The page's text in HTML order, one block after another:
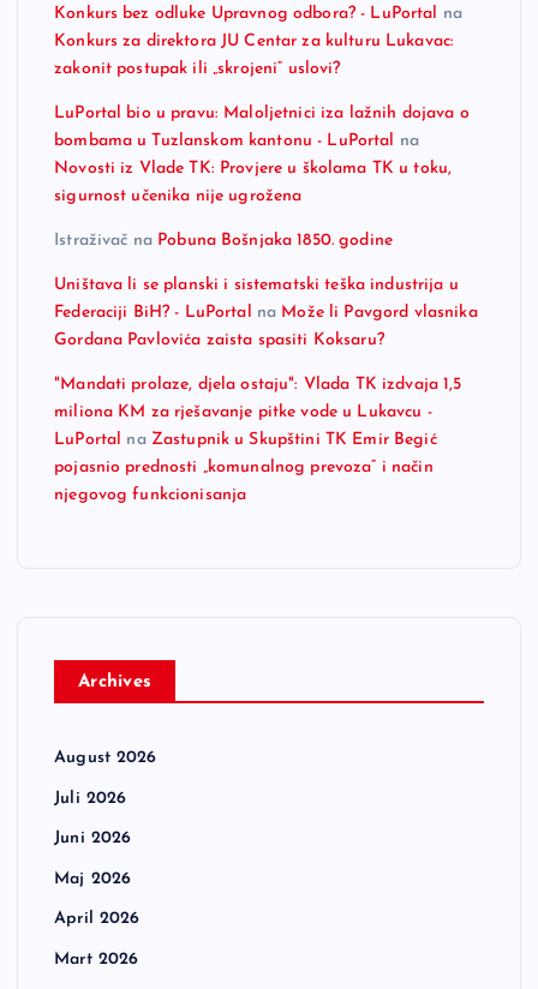
Konkurs bez odluke Upravnog odbora? - LuPortal
na
Konkurs za direktora JU Centar za kulturu Lukavac:
zakonit postupak ili „skrojeni“ uslovi?
LuPortal bio u pravu: Maloljetnici iza lažnih dojava o
bombama u Tuzlanskom kantonu - LuPortal
na
Novosti iz Vlade TK: Provjere u školama TK u toku,
sigurnost učenika nije ugrožena
Istraživač na Pobuna Bošnjaka 1850. godine
Uništava li se planski i sistematski teška industrija u
Federaciji BiH? - LuPortal
na Može li Pavgord vlasnika
Gordana Pavlovića zaista spasiti Koksaru?
"Mandati prolaze, djela ostaju": Vlada TK izdvaja 1,5
miliona KM za rješavanje pitke vode u Lukavcu -
LuPortal na Zastupnik u Skupštini TK Emir Begić
pojasnio prednosti „komunalnog prevoza“ i način
njegovog funkcionisanja
Archives
August 2026
Juli 2026
Juni 2026
Maj 2026
April 2026
Mart 2026